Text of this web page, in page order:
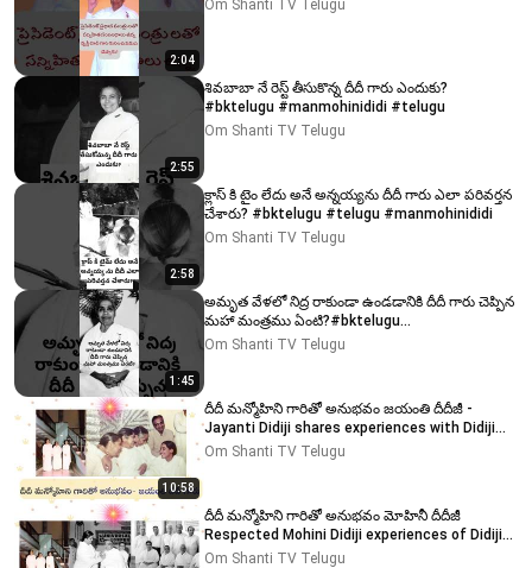
2:04
Om Shanti TV Telugu
2:55
శివబాబా నే రెస్ట్ తీసుకొన్న దీదీ గారు ఎందుకు?
#bktelugu #manmohinididi #telugu
Om Shanti TV Telugu
2:58
క్లాస్ కి టైం లేదు అనే అన్నయ్యను దీదీ గారు ఎలా పరివర్తన
చేశారు? #bktelugu #telugu #manmohinididi
Om Shanti TV Telugu
1:45
అమృత వేళలో నిద్ర రాకుండా ఉండడానికి దీదీ గారు చెప్పిన
మహా మంత్రము ఏంటి?#bktelugu
#brahmakumaris
Om Shanti TV Telugu
10:58
దీదీ మన్మోహిని గారితో అనుభవం జయంతి దీదీజీ -
Jayanti Didiji shares experiences with Didiji
#bktelugu
Om Shanti TV Telugu
దీదీ మన్మోహిని గారితో అనుభవం మోహినీ దీదీజీ
Respected Mohini Didiji experiences of Didiji
#bktelugu
Om Shanti TV Telugu